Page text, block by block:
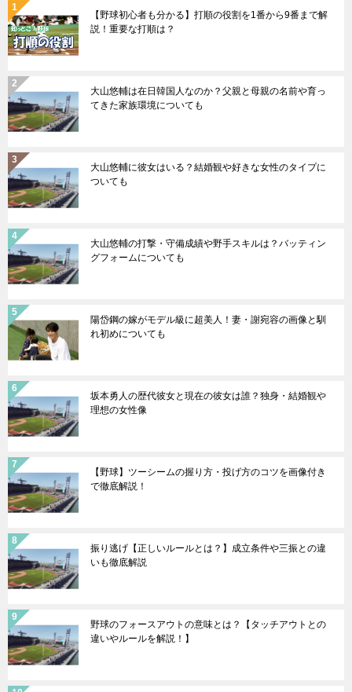
【野球初心者も分かる】打順の役割を1番から9番まで解
説！重要な打順は？
大山悠輔は在日韓国人なのか？父親と母親の名前や育っ
てきた家族環境についても
大山悠輔に彼女はいる？結婚観や好きな女性のタイプに
ついても
大山悠輔の打撃・守備成績や野手スキルは？バッティン
グフォームについても
陽岱鋼の嫁がモデル級に超美人！妻・謝宛容の画像と馴
れ初めについても
坂本勇人の歴代彼女と現在の彼女は誰？独身・結婚観や
理想の女性像
【野球】ツーシームの握り方・投げ方のコツを画像付き
で徹底解説！
振り逃げ【正しいルールとは？】成立条件や三振との違
いも徹底解説
野球のフォースアウトの意味とは？【タッチアウトとの
違いやルールを解説！】